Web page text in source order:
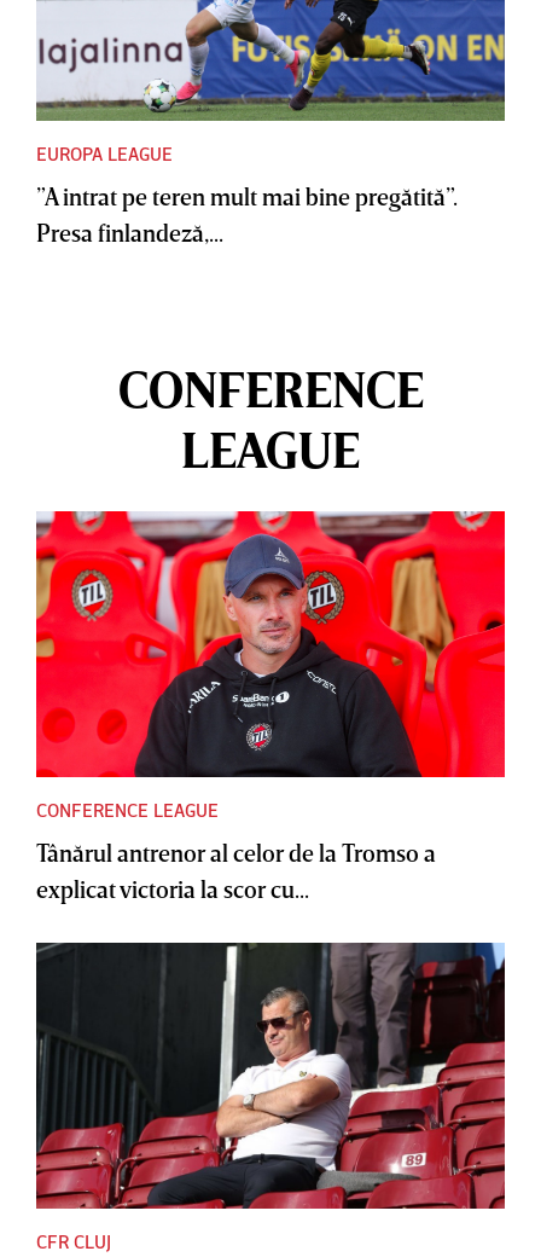
EUROPA LEAGUE
”A intrat pe teren mult mai bine pregătită”.
Presa finlandeză,...
CONFERENCE
LEAGUE
CONFERENCE LEAGUE
Tânărul antrenor al celor de la Tromso a
explicat victoria la scor cu...
CFR CLUJ